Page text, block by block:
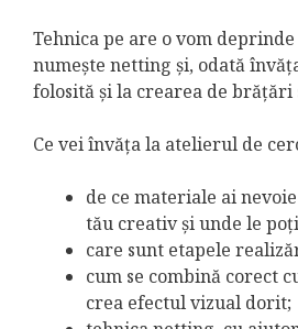
Tehnica pe are o vom
numește netting și, odată
folosită și la crearea de brățări
Ce vei învăța la atelierul de
de ce materiale ai
tău creativ și unde le
care sunt etapele
cum se combină corect
crea efectul vizual dorit;